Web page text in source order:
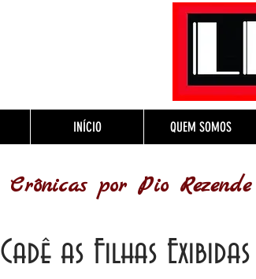
INÍCIO QUEM SOMOS
Crônicas por Pio Rezende
Cadê as Filhas